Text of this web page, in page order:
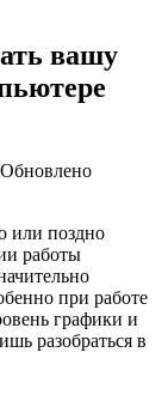
вашу
Обновлено
или поздно
работы
при работе
графики и
разобраться в